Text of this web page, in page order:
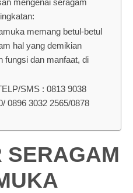
mengenai seragam
memang betul-betul
hal yang demikian
fungsi dan manfaat, di
SMS : 0813 9038
0896 3032 2565/0878
SERAGAM